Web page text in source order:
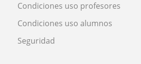
Condiciones uso profesores
Condiciones uso alumnos
Seguridad